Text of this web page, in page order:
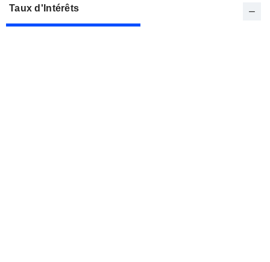
Taux d'Intérêts